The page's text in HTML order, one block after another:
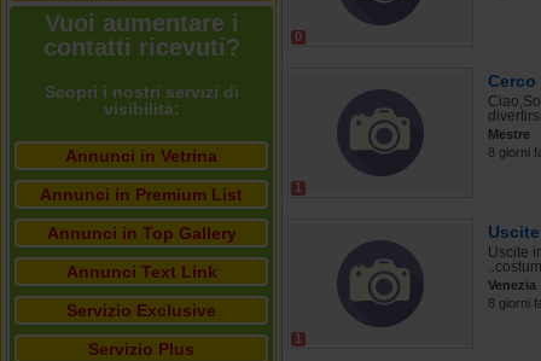
Vuoi aumentare i
contatti ricevuti?
Scopri i nostri servizi di
visibilità:
Annunci in Vetrina
Annunci in Premium List
Annunci in Top Gallery
Annunci Text Link
Servizio Exclusive
Servizio Plus
0
1
Mestre
8 giorni
1
Uscite
Venezia
8 giorni